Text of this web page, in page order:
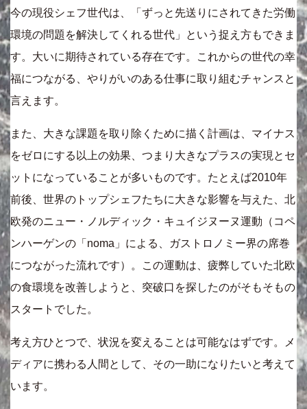
今の現役シェフ世代は、「ずっと先送りにされてきた労働
環境の問題を解決してくれる世代」という捉え方もできま
す。大いに期待されている存在です。これからの世代の幸
福につながる、やりがいのある仕事に取り組むチャンスと
言えます。
また、大きな課題を取り除くために描く計画は、マイナス
をゼロにする以上の効果、つまり大きなプラスの実現とセ
ットになっていることが多いものです。たとえば2010年
前後、世界のトップシェフたちに大きな影響を与えた、北
欧発のニュー・ノルディック・キュイジヌーヌ運動（コペ
ンハーゲンの「noma」による、ガストロノミー界の席巻
につながった流れです）。この運動は、疲弊していた北欧
の食環境を改善しようと、突破口を探したのがそもそもの
スタートでした。
考え方ひとつで、状況を変えることは可能なはずです。メ
ディアに携わる人間として、その一助になりたいと考えて
います。